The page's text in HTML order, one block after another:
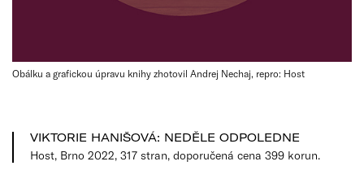
Obálku a grafickou úpravu knihy zhotovil Andrej Nechaj, repro: Host
VIKTORIE HANIŠOVÁ: NEDĚLE ODPOLEDNE
Host, Brno 2022, 317 stran, doporučená cena 399 korun.